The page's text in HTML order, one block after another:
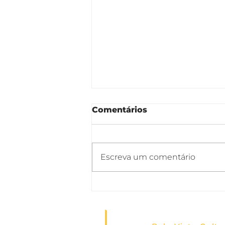
Áreas Contaminadas no
Comentários
Escreva um comentário